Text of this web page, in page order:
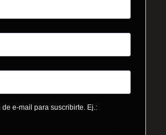
e-mail para suscribirte. Ej.: